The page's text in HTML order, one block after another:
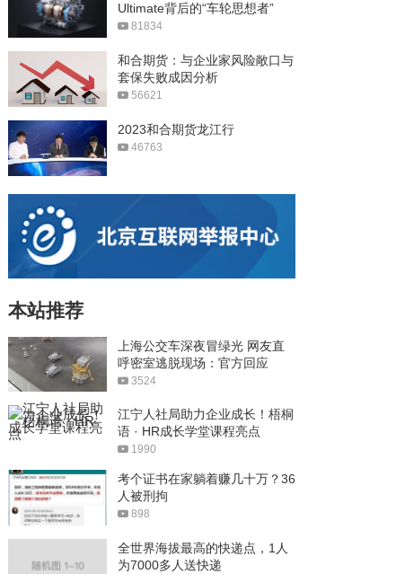
Ultimate背后的“车轮思想者”
81834
和合期货：与企业家风险敞口与
套保失败成因分析
56621
2023和合期货龙江行
46763
本站推荐
上海公交车深夜冒绿光 网友直
呼密室逃脱现场：官方回应
3524
江宁人社局助力企业成长！梧桐
语 · HR成长学堂课程亮点
1990
考个证书在家躺着赚几十万？36
人被刑拘
898
全世界海拔最高的快递点，1人
为7000多人送快递